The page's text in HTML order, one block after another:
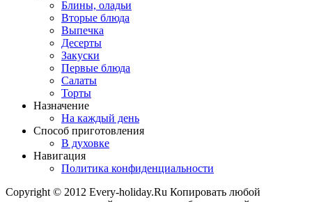
Блины, оладьи
Вторые блюда
Выпечка
Десерты
Закуски
Первые блюда
Салаты
Торты
Назначение
На каждый день
Способ приготовления
В духовке
Навигация
Политика конфиденциальности
Copyright © 2012 Every-holiday.Ru Копировать любой